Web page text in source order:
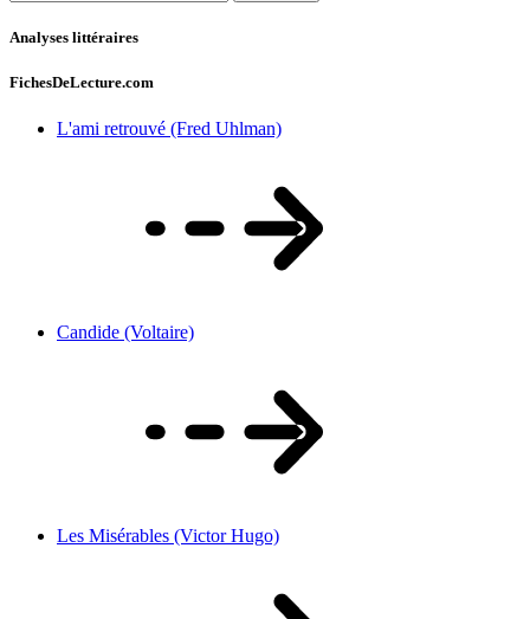
Analyses littéraires
FichesDeLecture.com
L'ami retrouvé (Fred Uhlman)
Candide (Voltaire)
Les Misérables (Victor Hugo)